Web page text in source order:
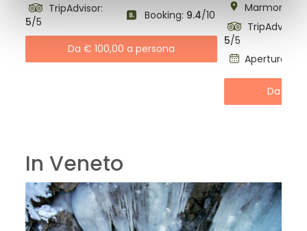
TripAdvisor:
5/5 Booking: 9.4/10
Da € 100,00 a persona
Marmora,
TripAdvisor:
5/5
Apertura:
Da €
In Veneto